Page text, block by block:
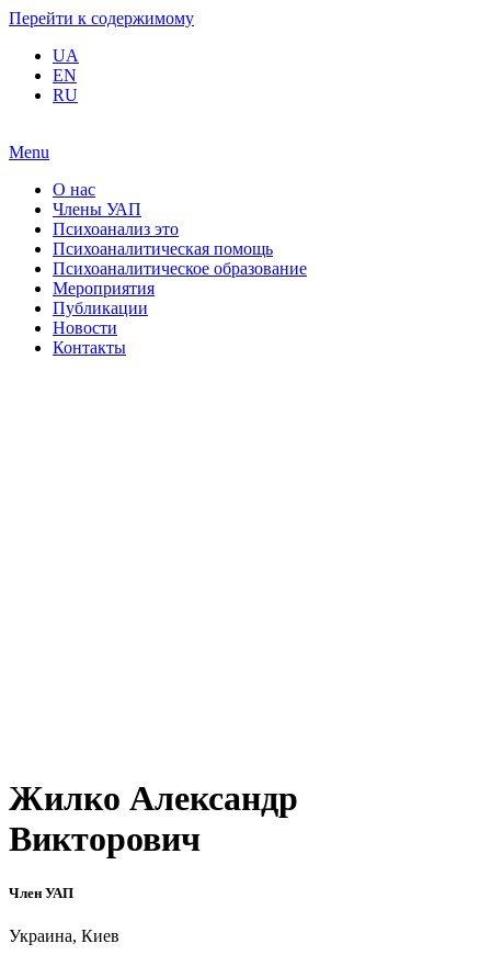
Перейти к содержимому
UA
EN
RU
Menu
О нас
Члены УАП
Психоанализ это
Психоаналитическая помощь
Психоаналитическое образование
Мероприятия
Публикации
Новости
Контакты
Жилко Александр
Викторович
Член УАП
Украина, Киев